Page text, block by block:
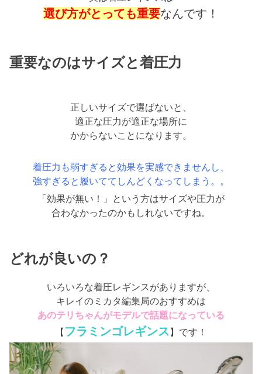
選び方がとっても重要なんです！
重要なのはサイズと着圧力
正しいサイズで選ばないと、
適正な圧力が適正な場所に
かからないことになります。
着圧力も弱すぎると効果を実感できませんし、
強すぎると履いててしんどくなってしまう。。
「効果が無い！」という方はサイズや圧力が
合わなかったのかもしれないですね。
どれが良いの？
いろいろな着圧レギンスがありますが、
キレイのミカタ編集局のおすすめは
あのテリちゃんがモデルで話題になっている
【 フラミンゴレギンス 】です！